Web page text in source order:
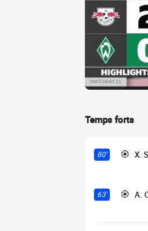
Temps forts
80' X.
63' A.